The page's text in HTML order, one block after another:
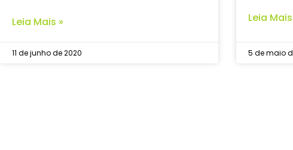
Leia Mais »
11 de junho de 2020
Leia
5 de maio